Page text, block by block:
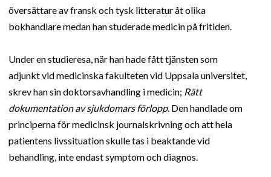
översättare av fransk och tysk litteratur åt olika
bokhandlare medan han studerade medicin på fritiden.
Under en studieresa, när han hade fått tjänsten som
adjunkt vid medicinska fakulteten vid Uppsala universitet,
skrev han sin doktorsavhandling i medicin; Rätt
dokumentation av sjukdomars förlopp. Den handlade om
principerna för medicinsk journalskrivning och att hela
patientens livssituation skulle tas i beaktande vid
behandling, inte endast symptom och diagnos.